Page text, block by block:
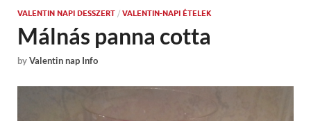
VALENTIN NAPI DESSZERT / VALENTIN-NAPI ÉTELEK
Málnás panna cotta
byValentin nap Info